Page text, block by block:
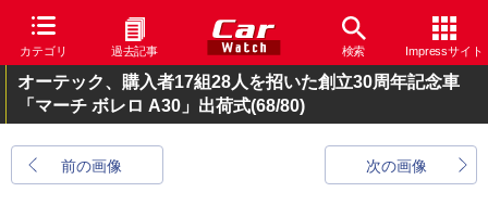
カテゴリ 過去記事 検索 Impressサイト
オーテック、購入者17組28人を招いた創立30周年記念車
「マーチ ボレロ A30」出荷式(68/80)
前の画像 次の画像